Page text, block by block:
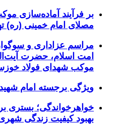
بر فرآیند آماده‌سازی
مصلای امام خمینی (ره)
مراسم عزاداری و
امت اسلام، حضرت
موکب شهدای فولاد
ویژگی برجسته امام
خواهرخواندگی؛ بستری
بهبود کیفیت زندگی